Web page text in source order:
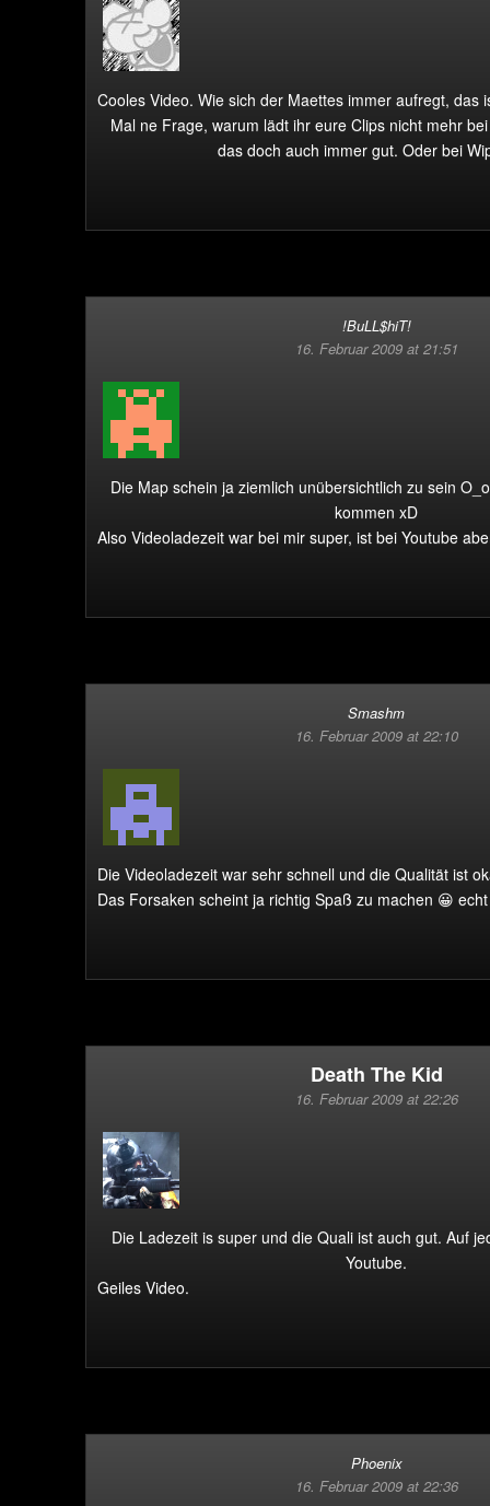
Cooles Video. Wie sich der Maettes immer aufregt, das
Mal ne Frage, warum lädt ihr eure Clips nicht mehr
das doch auch immer gut. Oder bei
!BuLL$hiT!
16. Februar 2009 at 21:51
Die Map schein ja ziemlich unübersichtlich zu sein
kommen xD
Also Videoladezeit war bei mir super, ist bei Youtube
Smashm
16. Februar 2009 at 22:10
Die Videoladezeit war sehr schnell und die Qualität ist
Das Forsaken scheint ja richtig Spaß zu machen 😀
Death The Kid
16. Februar 2009 at 22:26
Die Ladezeit is super und die Quali ist auch gut. Auf
Youtube.
Geiles Video.
Phoenix
16. Februar 2009 at 22:36